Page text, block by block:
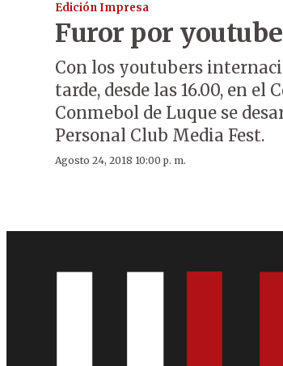
Edición Impresa
Furor por
Con los youtubers
tarde, desde las 16.00, en el
Conmebol de Luque se
Personal Club Media Fest.
Agosto 24, 2018 10:00 p. m.